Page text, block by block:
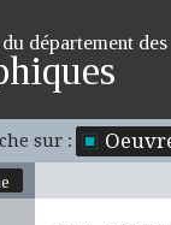
département des
sur :